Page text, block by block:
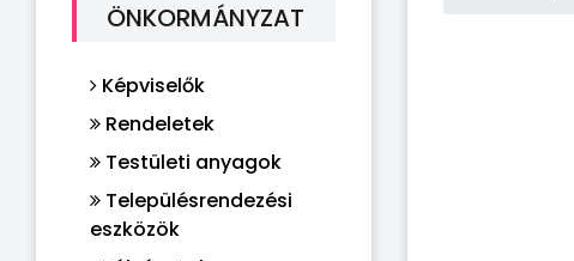
ÖNKORMÁNYZAT
Képviselők
Rendeletek
Testületi anyagok
Településrendezési
eszközök